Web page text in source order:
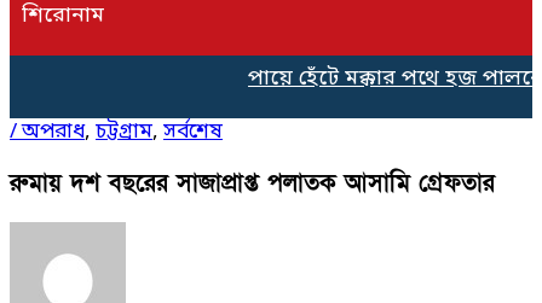
শিরোনাম
পায়ে হেঁটে মক্কার পথে হজ
/অপরাধ, চট্টগ্রাম, সর্বশেষ
রুমায় দশ বছরের সাজাপ্রাপ্ত পলাতক আসামি গ্রেফতার